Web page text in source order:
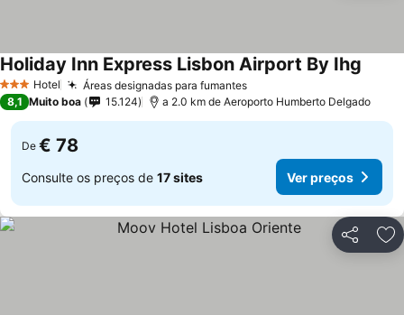
3 EstrelasHotel Áreas designadas para fumantes
Holiday Inn Express Lisbon Airport By Ihg
8,1 Muito boa 15.124 a 2.0 km de Aeroporto Humberto Delgado
De € 78
Consulte os preços de 17 sites Ver preços
Partilhar